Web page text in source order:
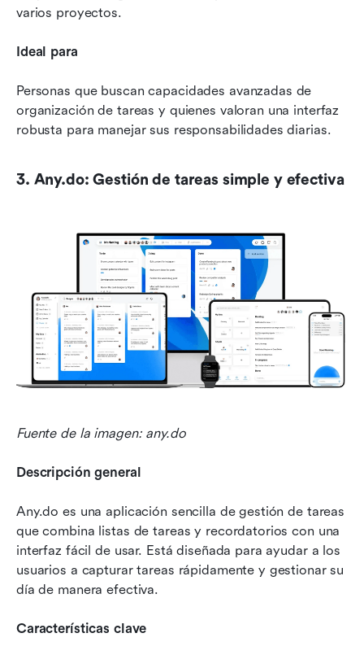
varios proyectos.
Ideal para
Personas que buscan capacidades avanzadas de
organización de tareas y quienes valoran una interfaz
robusta para manejar sus responsabilidades diarias.
3. Any.do: Gestión de tareas simple y efectiva
Fuente de la imagen: any.do
Descripción general
Any.do es una aplicación sencilla de gestión de tareas
que combina listas de tareas y recordatorios con una
interfaz fácil de usar. Está diseñada para ayudar a los
usuarios a capturar tareas rápidamente y gestionar su
día de manera efectiva.
Características clave